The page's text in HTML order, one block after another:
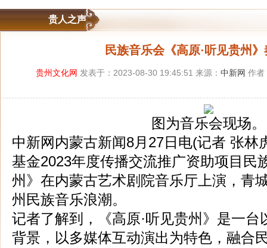
贵人之声
民族音乐会《高原·听见贵州
贵州文化网 发表于：2023-08-30 19:45:51 来源： 中新网 作者
图为音乐会现场。
中新网内蒙古新闻8月27日电(记者 张林
基金2023年度传播交流推广资助项目民
州》在内蒙古艺术剧院音乐厅上演，青
州民族音乐浪潮。
记者了解到，《高原·听见贵州》是一
背景，以多媒体互动演出为特色，融合